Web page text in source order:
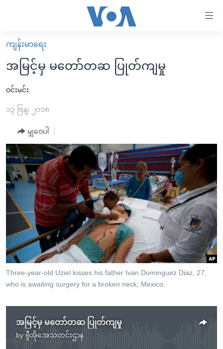
လွယ်ကူ
စေ
များ
အကြောင်းအရာ
သို့
ကျော်
ကြည့်
ရန်
ပင်မ
ညွန်း
စာမျက်နှာ
ကျော်
ရန်
ရှာဖွေ
မူလစာမျက်နှာ
မြန်မာ
ကမ္ဘာ့သတင်းများ
နိုင်ငံတကာ
တရုတ်
အစ္စရေး-ပါလက်စတိုင်း
ဗွီဒီယို
ရပ်ဝန်းတခု လမ်းတခု အလွန်
အင်္ဂလိပ်စာလေ့လာမယ်
အမေရိကန်သုံးအီဒီယံ
မကြေးမုံရဲ့ အင်္ဂလိပ်စာ
ရုပ်ရှင်ထဲက အင်္ဂလိပ်စာ
သုတပဒေသာ အင်္ဂလိပ်စာ
အပတ်စဉ်ကဏ္ဍများ
ရေဒီယို
တီဗွီ
ရေဒီယိုနှင့်ရုပ်သံ အချက်အလက်များ
ရေဒီယို/တီဗွီအစီအစဉ်
Learning English
ဘာသာစကားများ
ကျန်းမာရေး
အမြင့်မှ မတော်တဆ ပြုတ်ကျမှု
ဝင်းမင်း
၁၃ ဇြန္၊ ၂၀၁၈
မျှဝေပါ
Three-year-old Uziel kisses his father Ivan Dominguez Diaz, 27,
who is awaiting surgery for a broken neck, Mexico.
အမြင့်မှ မတော်တဆ ပြုတ်ကျမှု
by ဗွီအိုအေသတင်းဌာန
No media source currently available